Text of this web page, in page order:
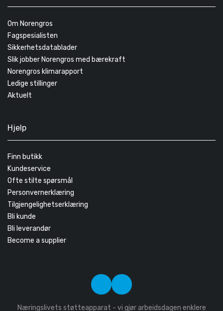
Om Norengros
Fagspesialisten
Sikkerhetsdatablader
Slik jobber Norengros med bærekraft
Norengros klimarapport
Ledige stillinger
Aktuelt
Hjelp
Finn butikk
Kundeservice
Ofte stilte spørsmål
Personvernerklæring
Tilgjengelighetserklæring
Bli kunde
Bli leverandør
Become a supplier
Næringslivets støtteapparat - vi gjør arbeidsdagen enklere